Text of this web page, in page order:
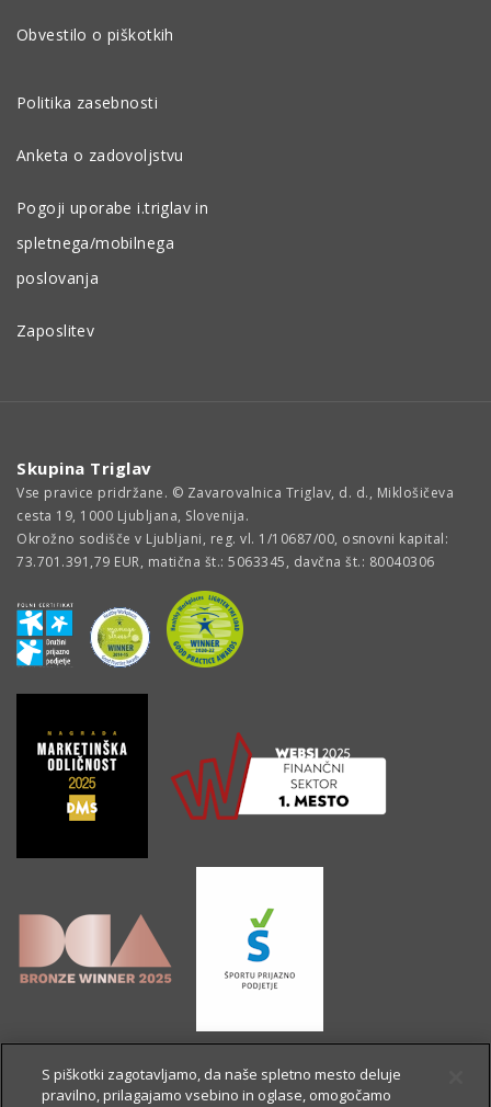
Obvestilo o piškotkih
Politika zasebnosti
Anketa o zadovoljstvu
Pogoji uporabe i.triglav in
spletnega/mobilnega
poslovanja
Zaposlitev
Skupina Triglav
Vse pravice pridržane. © Zavarovalnica Triglav, d. d., Miklošičeva
cesta 19, 1000 Ljubljana, Slovenija.
Okrožno sodišče v Ljubljani, reg. vl. 1/10687/00, osnovni kapital:
73.701.391,79 EUR, matična št.: 5063345, davčna št.: 80040306
S piškotki zagotavljamo, da naše spletno mesto deluje
pravilno, prilagajamo vsebino in oglase, omogočamo